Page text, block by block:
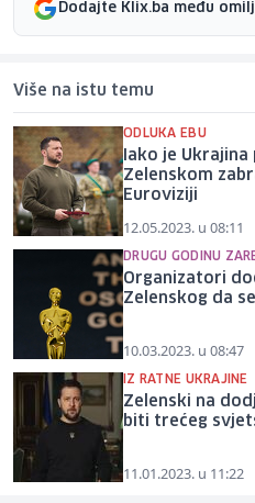
Dodajte Klix.ba među
Više na istu temu
ODLUKA EBU
Iako je
Zelenskom
Euroviziji
12.05.2023. u 08:11
DRUGU GODINU
Organizatori
Zelenskog da
10.03.2023. u 08:47
IZ RATNE UKRAJINE
Zelenski na
biti trećeg
11.01.2023. u 11:22